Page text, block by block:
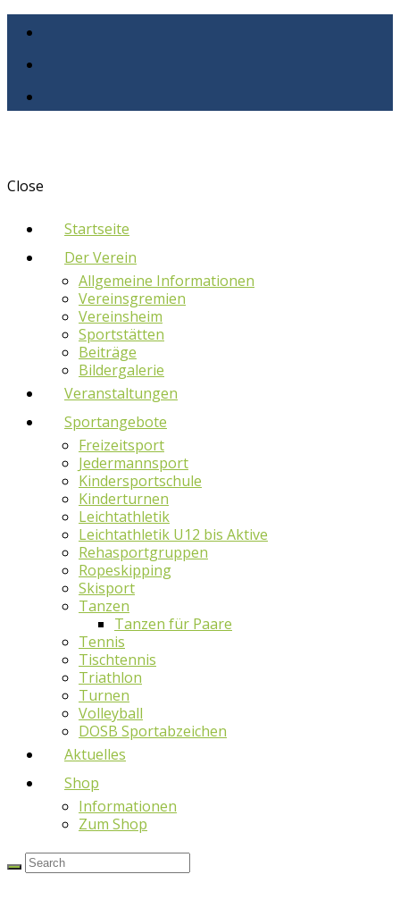
Close
Startseite
Der Verein
Allgemeine Informationen
Vereinsgremien
Vereinsheim
Sportstätten
Beiträge
Bildergalerie
Veranstaltungen
Sportangebote
Freizeitsport
Jedermannsport
Kindersportschule
Kinderturnen
Leichtathletik
Leichtathletik U12 bis Aktive
Rehasportgruppen
Ropeskipping
Skisport
Tanzen
Tanzen für Paare
Tennis
Tischtennis
Triathlon
Turnen
Volleyball
DOSB Sportabzeichen
Aktuelles
Shop
Informationen
Zum Shop